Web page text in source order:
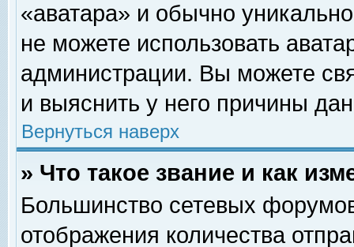
«аватара» и обычно
не можете использовать
администрации. Вы можете
и выяснить у него причины
Вернуться наверх
» Что такое звание и как
Большинство сетевых
отображения количества